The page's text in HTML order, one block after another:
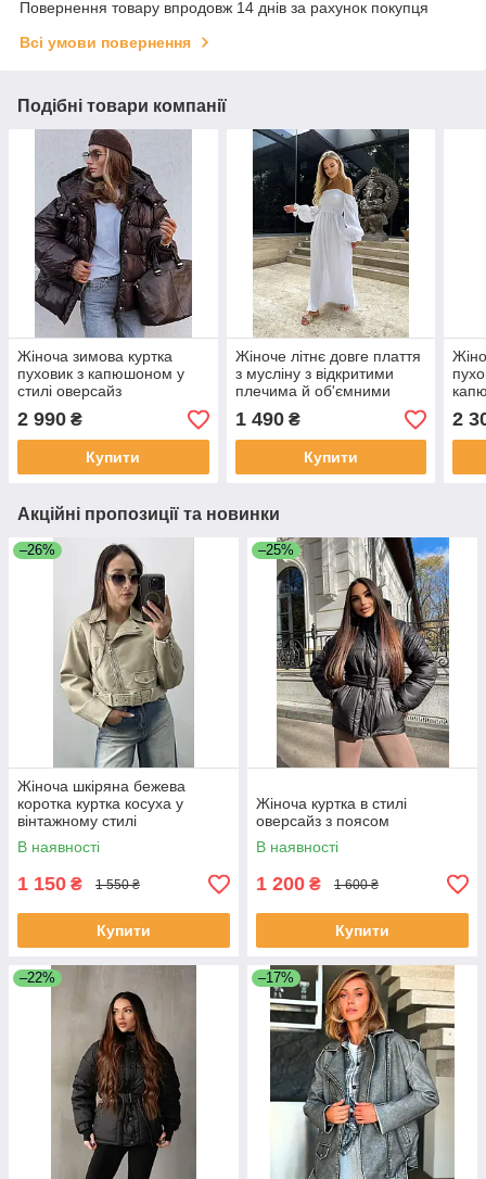
Повернення товару впродовж 14 днів за рахунок покупця
Всі умови повернення
Подібні товари компанії
Жіноча зимова куртка
пуховик з капюшоном у
стилі оверсайз
2 990 ₴
Купити
Жіноче літнє довге плаття
з мусліну з відкритими
плечима й об'ємними
рукавами
1 490₴
Купити
2
Акційні пропозиції та новинки
–26%
Жіноча шкіряна бежева
коротка куртка косуха у
вінтажному стилі
В наявності
1 150 ₴ 1 550 ₴
Купити
–25%
Жіноча куртка в стилі
оверсайз з поясом
В наявності
1 200 ₴ 1 600 ₴
Купити
–22% –17%